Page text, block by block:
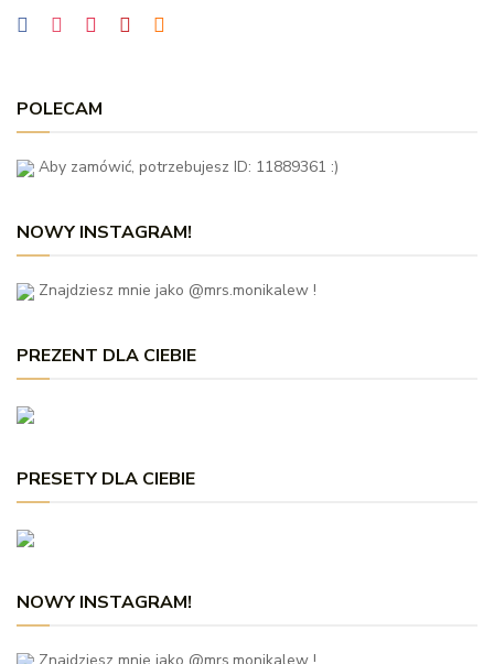
POLECAM
Aby zamówić, potrzebujesz ID: 11889361 :)
NOWY INSTAGRAM!
Znajdziesz mnie jako @mrs.monikalew !
PREZENT DLA CIEBIE
PRESETY DLA CIEBIE
NOWY INSTAGRAM!